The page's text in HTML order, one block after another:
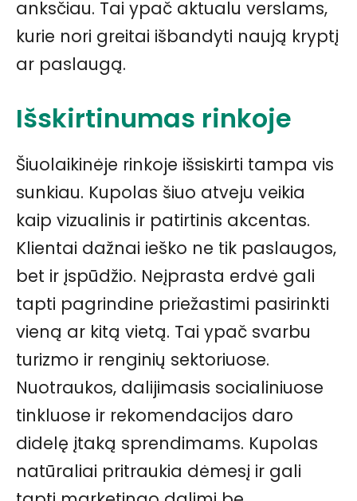
anksčiau. Tai ypač aktualu verslams,
kurie nori greitai išbandyti naują kryptį
ar paslaugą.
Išskirtinumas rinkoje
Šiuolaikinėje rinkoje išsiskirti tampa vis
sunkiau. Kupolas šiuo atveju veikia
kaip vizualinis ir patirtinis akcentas.
Klientai dažnai ieško ne tik paslaugos,
bet ir įspūdžio. Neįprasta erdvė gali
tapti pagrindine priežastimi pasirinkti
vieną ar kitą vietą. Tai ypač svarbu
turizmo ir renginių sektoriuose.
Nuotraukos, dalijimasis socialiniuose
tinkluose ir rekomendacijos daro
didelę įtaką sprendimams. Kupolas
natūraliai pritraukia dėmesį ir gali